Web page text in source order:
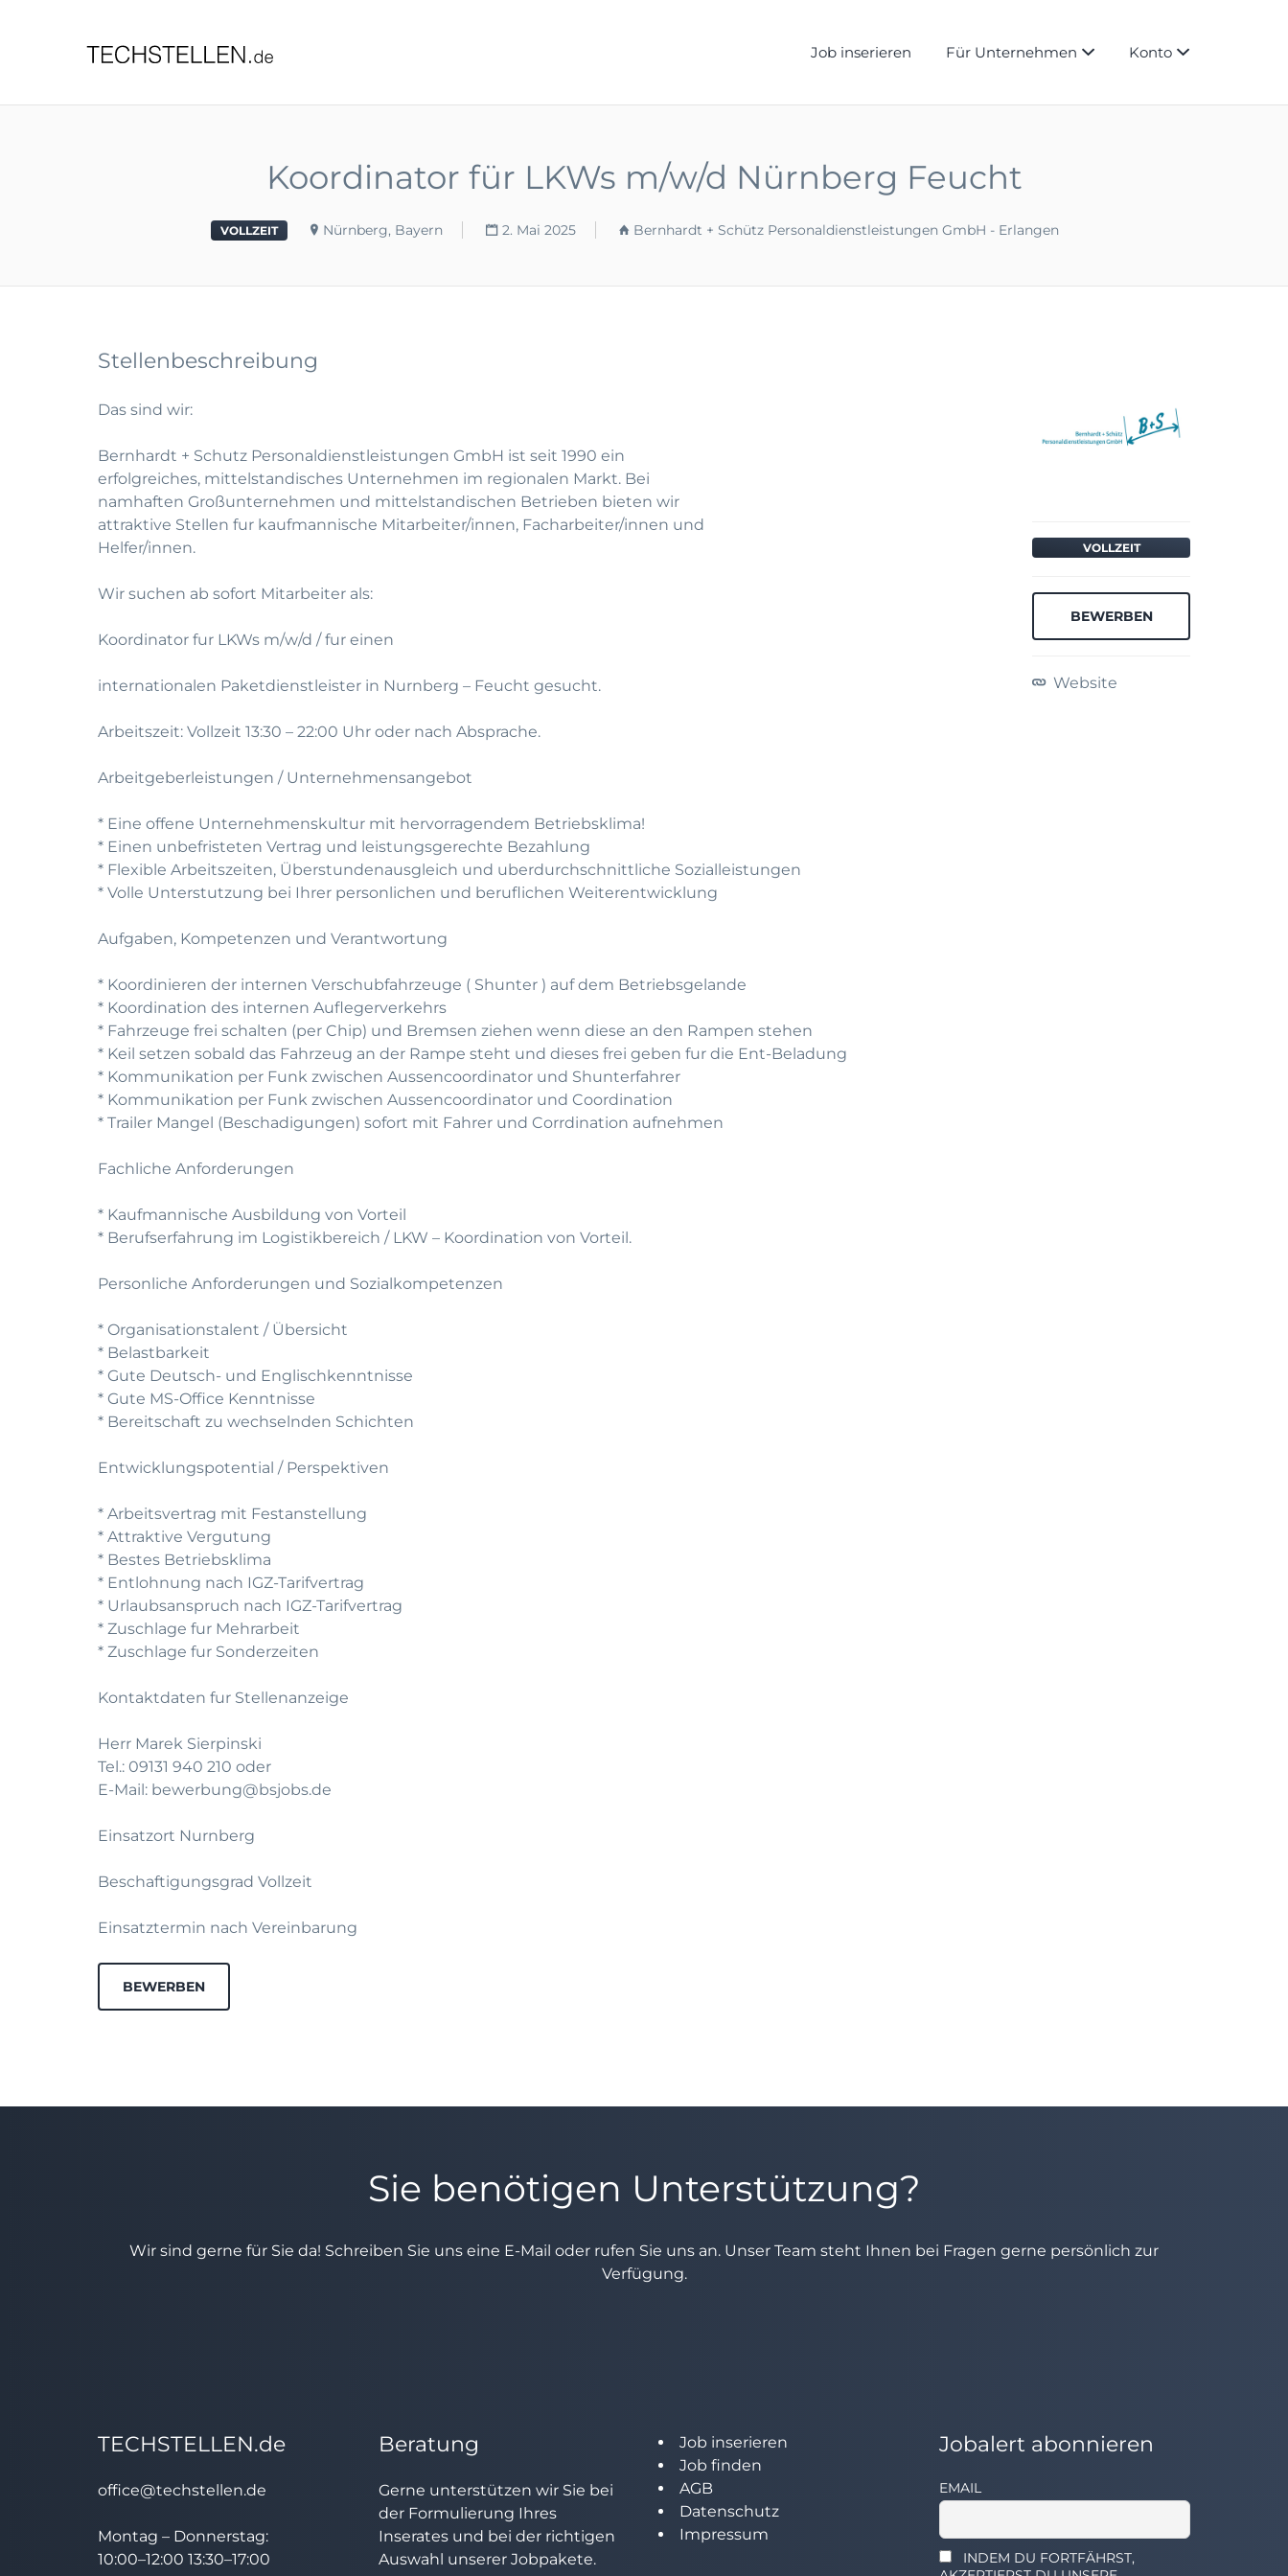
Job inserieren Für Unternehmen Konto
Koordinator für LKWs m/w/d Nürnberg Feucht
VOLLZEIT Nürnberg, Bayern 2. Mai 2025 Bernhardt + Schütz Personaldienstleistungen GmbH - Erlangen
Stellenbeschreibung
Das sind wir:
Bernhardt + Schutz Personaldienstleistungen GmbH ist seit 1990 ein
erfolgreiches, mittelstandisches Unternehmen im regionalen Markt. Bei
namhaften Großunternehmen und mittelstandischen Betrieben bieten wir
attraktive Stellen fur kaufmannische Mitarbeiter/innen, Facharbeiter/innen und
Helfer/innen.
Wir suchen ab sofort Mitarbeiter als:
Koordinator fur LKWs m/w/d / fur einen
internationalen Paketdienstleister in Nurnberg – Feucht gesucht.
Arbeitszeit: Vollzeit 13:30 – 22:00 Uhr oder nach Absprache.
Arbeitgeberleistungen / Unternehmensangebot
* Eine offene Unternehmenskultur mit hervorragendem Betriebsklima!
* Einen unbefristeten Vertrag und leistungsgerechte Bezahlung
* Flexible Arbeitszeiten, Überstundenausgleich und uberdurchschnittliche Sozialleistungen
* Volle Unterstutzung bei Ihrer personlichen und beruflichen Weiterentwicklung
Aufgaben, Kompetenzen und Verantwortung
* Koordinieren der internen Verschubfahrzeuge ( Shunter ) auf dem Betriebsgelande
* Koordination des internen Auflegerverkehrs
* Fahrzeuge frei schalten (per Chip) und Bremsen ziehen wenn diese an den Rampen stehen
* Keil setzen sobald das Fahrzeug an der Rampe steht und dieses frei geben fur die Ent-Beladung
* Kommunikation per Funk zwischen Aussencoordinator und Shunterfahrer
* Kommunikation per Funk zwischen Aussencoordinator und Coordination
* Trailer Mangel (Beschadigungen) sofort mit Fahrer und Corrdination aufnehmen
Fachliche Anforderungen
* Kaufmannische Ausbildung von Vorteil
* Berufserfahrung im Logistikbereich / LKW – Koordination von Vorteil.
Personliche Anforderungen und Sozialkompetenzen
* Organisationstalent / Übersicht
* Belastbarkeit
* Gute Deutsch- und Englischkenntnisse
* Gute MS-Office Kenntnisse
* Bereitschaft zu wechselnden Schichten
Entwicklungspotential / Perspektiven
* Arbeitsvertrag mit Festanstellung
* Attraktive Vergutung
* Bestes Betriebsklima
* Entlohnung nach IGZ-Tarifvertrag
* Urlaubsanspruch nach IGZ-Tarifvertrag
* Zuschlage fur Mehrarbeit
* Zuschlage fur Sonderzeiten
Kontaktdaten fur Stellenanzeige
Herr Marek Sierpinski
Tel.: 09131 940 210 oder
E-Mail: bewerbung@bsjobs.de
Einsatzort Nurnberg
Beschaftigungsgrad Vollzeit
Einsatztermin nach Vereinbarung
BEWERBEN
VOLLZEIT
BEWERBEN
Website
Sie benötigen Unterstützung?
Wir sind gerne für Sie da! Schreiben Sie uns eine E-Mail oder rufen Sie uns an. Unser Team steht Ihnen bei Fragen gerne persönlich zur
Verfügung.
TECHSTELLEN.de
office@techstellen.de
Montag – Donnerstag:
10:00–12:00 13:30–17:00
Beratung
Gerne unterstützen wir Sie bei
der Formulierung Ihres
Inserates und bei der richtigen
Auswahl unserer Jobpakete.
Job inserieren
Job finden
AGB
Datenschutz
Impressum
Jobalert abonnieren
EMAIL
INDEM DU FORTFÄHRST,